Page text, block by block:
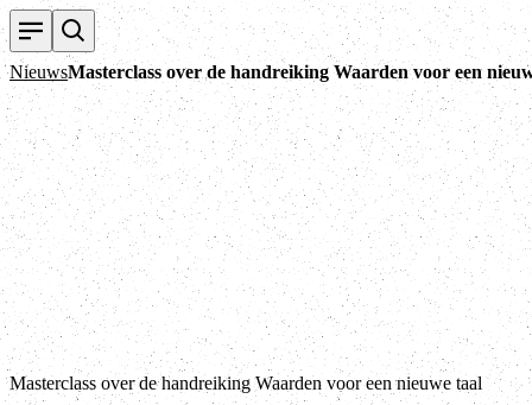
NieuwsMasterclass over de handreiking Waarden voor een
Masterclass over de handreiking Waarden voor een nieuwe taal